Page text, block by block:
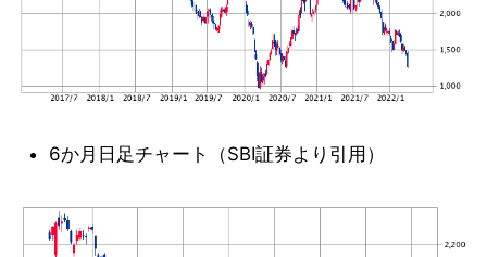
6か月日足チャート（SBI証券より引用）